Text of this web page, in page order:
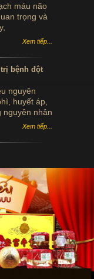
máu não
trọng và
đến bạn
bị tai biến
cao
tai biến.
Xem tiếp...
bệnh đột
nguyên
huyết áp,
nguyên nhân
nhiều cách
não khác
tình trạng
Xem tiếp...